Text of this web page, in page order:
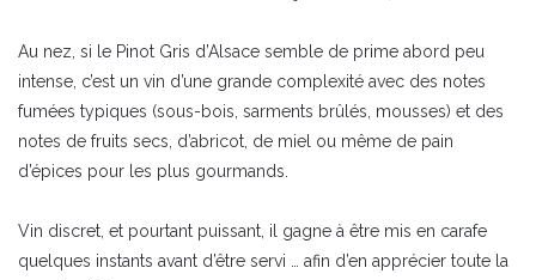
Au nez, si le Pinot Gris d’Alsace semble de prime abord peu
intense, c’est un vin d’une grande complexité avec des notes
fumées typiques (sous-bois, sarments brûlés, mousses) et des
notes de fruits secs, d’abricot, de miel ou même de pain
d’épices pour les plus gourmands.
Vin discret, et pourtant puissant, il gagne à être mis en carafe
quelques instants avant d’être servi … afin d’en apprécier toute la